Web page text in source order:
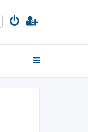
Erweiterte Suche